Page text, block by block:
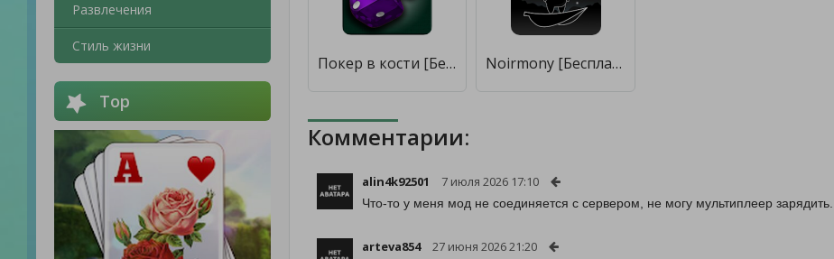
Развлечения
Стиль жизни
Top
Покер в кости [Бесплатные покупки] Noirmony [Бесплатные покупки]
Комментарии:
alin4k92501 7 июля 2026 17:10
Что-то у меня мод не соединяется с сервером, не могу мультиплеер
arteva854 27 июня 2026 21:20